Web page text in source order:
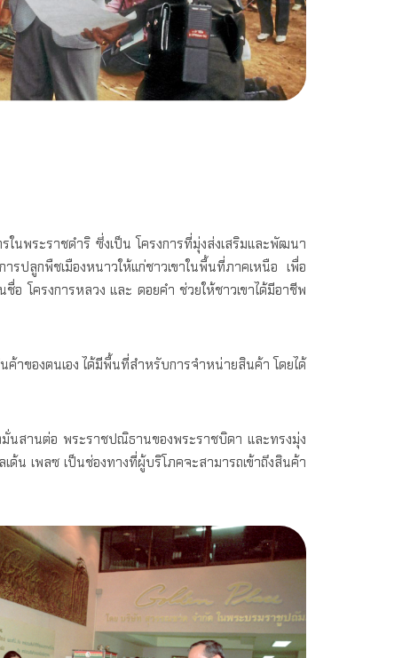
นพระราชดำริ ซึ่งเป็น โครงการที่มุ่งส่งเสริมและพัฒนา
ลูกพืชเมืองหนาวให้แก่ชาวเขาในพื้นที่ภาคเหนือ เพื่อ
โครงการหลวง และ ดอยคำ ช่วยให้ชาวเขาได้มีอาชีพ
ค้าของตนเอง ได้มีพื้นที่สำหรับการจำหน่ายสินค้า โดยได้
นสานต่อ พระราชปณิธานของพระราชบิดา และทรงมุ่ง
ด้น เพลซ เป็นช่องทางที่ผู้บริโภคจะสามารถเข้าถึงสินค้า